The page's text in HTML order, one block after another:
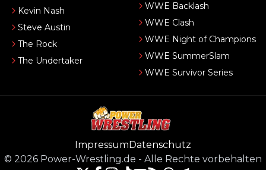
Kevin Nash
Steve Austin
The Rock
The Undertaker
WWE Backlash
WWE Clash
WWE Night of Champions
WWE SummerSlam
WWE Survivor Series
ImpressumDatenschutz
© 2026 Power-Wrestling.de - Alle Rechte vorbehalten